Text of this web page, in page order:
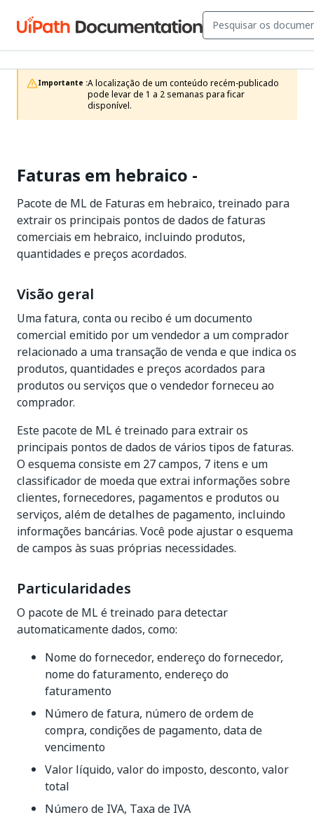
Importante :A localização de um conteúdo recém-publicado
pode levar de 1 a 2 semanas para ficar
disponível.
Faturas em hebraico -
Pacote de ML de Faturas em hebraico, treinado para
extrair os principais pontos de dados de faturas
comerciais em hebraico, incluindo produtos,
quantidades e preços acordados.
Visão geral
Uma fatura, conta ou recibo é um documento
comercial emitido por um vendedor a um comprador
relacionado a uma transação de venda e que indica os
produtos, quantidades e preços acordados para
produtos ou serviços que o vendedor forneceu ao
comprador.
Este pacote de ML é treinado para extrair os
principais pontos de dados de vários tipos de faturas.
O esquema consiste em 27 campos, 7 itens e um
classificador de moeda que extrai informações sobre
clientes, fornecedores, pagamentos e produtos ou
serviços, além de detalhes de pagamento, incluindo
informações bancárias. Você pode ajustar o esquema
de campos às suas próprias necessidades.
Particularidades
O pacote de ML é treinado para detectar
automaticamente dados, como:
Nome do fornecedor, endereço do fornecedor,
nome do faturamento, endereço do
faturamento
Número de fatura, número de ordem de
compra, condições de pagamento, data de
vencimento
Valor líquido, valor do imposto, desconto, valor
total
Número de IVA, Taxa de IVA